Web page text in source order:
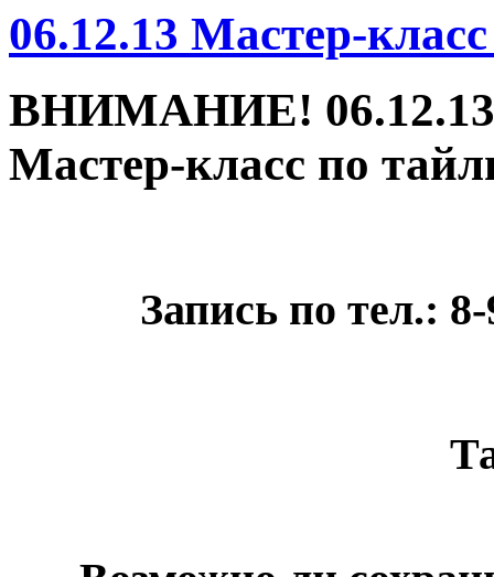
06.12.13 Мастер-
ВНИМАНИЕ!
Мастер-класс по
Запись по тел.: